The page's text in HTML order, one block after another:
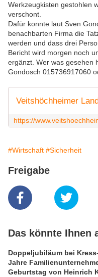
Werkzeugkisten gestohlen
verschont.
Dafür konnte laut Sven
benachbarten Firma die
werden und dass drei
Bericht wird morgen noch
ergänzt. Wer was gesehen
Gondosch 015736917060
#Wirtschaft #Sicherheit
Freigabe
Das könnte Ihnen
Doppeljubiläum bei
Jahre
Geburtstag von Heinrich